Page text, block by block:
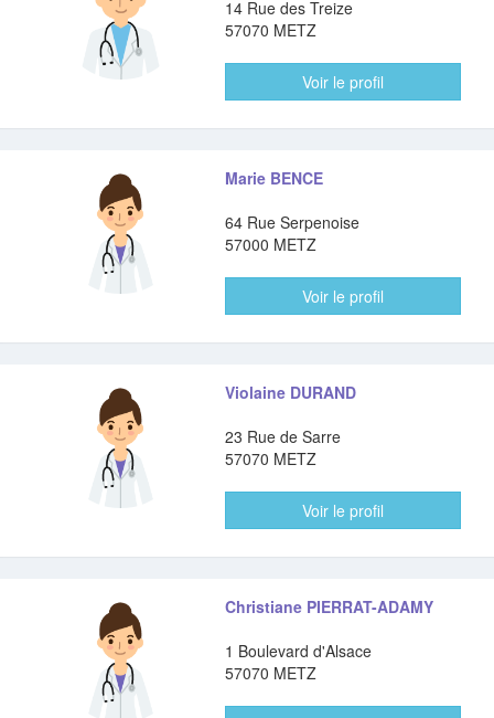
14 Rue des Treize
57070 METZ
Voir le profil
Marie BENCE
64 Rue Serpenoise
57000 METZ
Voir le profil
Violaine DURAND
23 Rue de Sarre
57070 METZ
Voir le profil
Christiane PIERRAT-ADAMY
1 Boulevard d'Alsace
57070 METZ